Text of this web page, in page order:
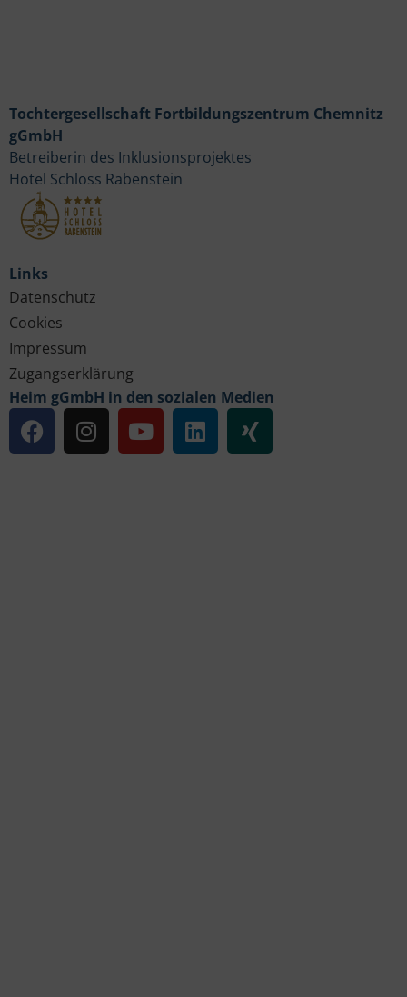
Links
Datenschutz
Cookies
Impressum
Zugangserklärung
Heim gGmbH in den sozialen Medien
Tochtergesellschaft Fortbildungszentrum Chemnitz
gGmbH
Betreiberin des Inklusionsprojektes
Hotel Schloss Rabenstein